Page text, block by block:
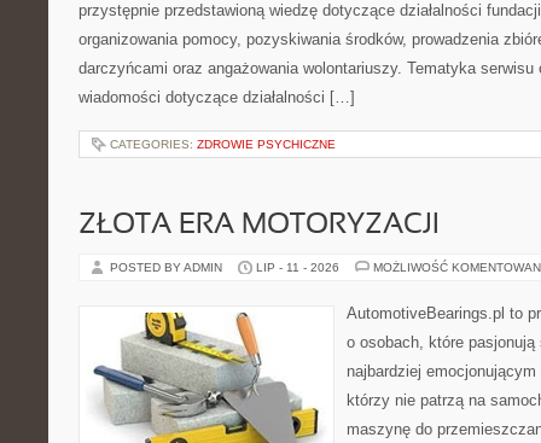
przystępnie przedstawioną wiedzę dotyczące działalności
organizowania pomocy, pozyskiwania środków, prowadzenia
darczyńcami oraz angażowania wolontariuszy. Tematyka
wiadomości dotyczące działalności […]
CATEGORIES: ZDROWIE PSYCHICZNE
ZŁOTA ERA MOTORYZACJI
POSTED BY ADMIN LIP - 11 - 2026 MOŻLIWOŚĆ
AutomotiveBearings.pl to
o osobach, które
najbardziej
którzy nie patrzą na
maszynę do